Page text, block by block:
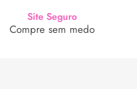
Site Seguro
Compre sem medo